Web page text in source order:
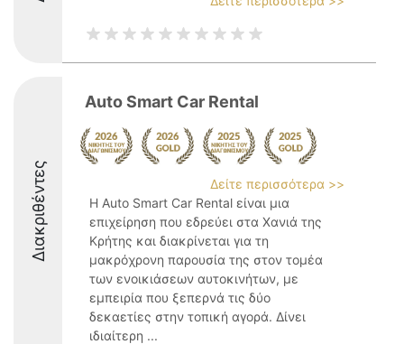
Διακριθέντες
Auto Smart Car Rental
Δείτε περισσότερα >>
Η Auto Smart Car Rental είναι μια
επιχείρηση που εδρεύει στα Χανιά της
Κρήτης και διακρίνεται για τη
μακρόχρονη παρουσία της στον τομέα
των ενοικιάσεων αυτοκινήτων, με
εμπειρία που ξεπερνά τις δύο
δεκαετίες στην τοπική αγορά. Δίνει
ιδιαίτερη ...